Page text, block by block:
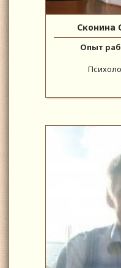
Сконина
Опыт